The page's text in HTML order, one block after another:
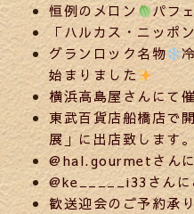
恒例のメロン
パフ
「ハルカス・ニッポ
グランロック名物
始まりました
横浜高島屋さんにて
東武百貨店船橋店で
展」に出店致します。
@hal.gourmetさん
@ke_____i33さんに
歓送迎会のご予約承